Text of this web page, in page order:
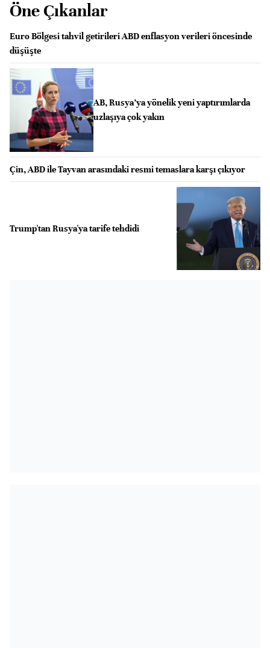
Öne Çıkanlar
Euro Bölgesi tahvil getirileri ABD enflasyon verileri öncesinde
düşüşte
AB, Rusya’ya yönelik yeni yaptırımlarda
uzlaşıya çok yakın
Çin, ABD ile Tayvan arasındaki resmi temaslara karşı çıkıyor
Trump'tan Rusya'ya tarife tehdidi